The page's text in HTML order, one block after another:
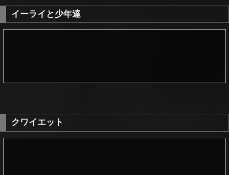
イーライと少年達
クワイエット